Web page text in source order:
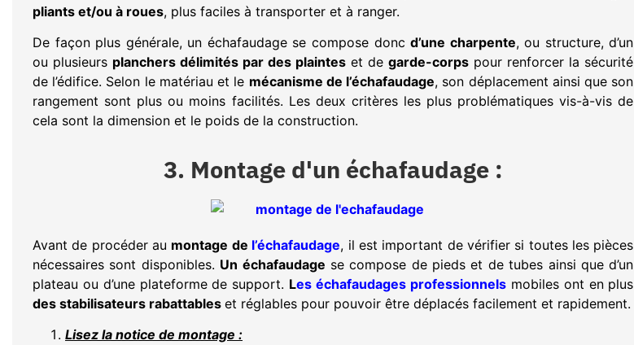
pliants et/ou à roues, plus faciles à transporter et à ranger.
De façon plus générale, un échafaudage se compose doncd’une charpente, ou structure, d’un
ou plusieurs planchers délimités par des plaintes et degarde-corps pour renforcer la sécurité
de l’édifice. Selon le matériau et le mécanisme de l’échafaudage, son déplacement ainsi que son
rangement sont plus ou moins facilités. Les deux critères les plus problématiques vis-à-vis de
cela sont la dimension et le poids de la construction.
3. Montage d'un échafaudage :
Avant de procéder au montage de l’échafaudage, il est important de vérifier si toutes les pièces
nécessaires sont disponibles. Un échafaudage se compose de pieds et de tubes ainsi que d’un
plateau ou d’une plateforme de support. Les échafaudages professionnelsmobiles ont en plus
des stabilisateurs rabattables et réglables pour pouvoir être déplacés facilement et rapidement.
Lisez la notice de montage :